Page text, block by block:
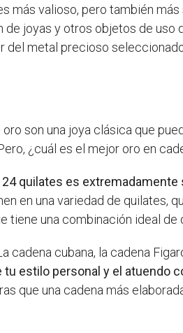
más valioso, pero también
joyas y otros objetos de uso
del metal precioso
son una joya clásica que
¿cuál es el mejor oro en
24 quilates es extremadamente
en una variedad de quilates,
tiene una combinación ideal de
cadena cubana, la cadena
estilo personal y el atuendo
que una cadena más